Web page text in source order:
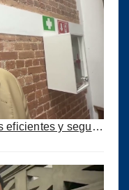
Ayala: ahora tendremos puertos eficientes y seguros con esta ley aprobada